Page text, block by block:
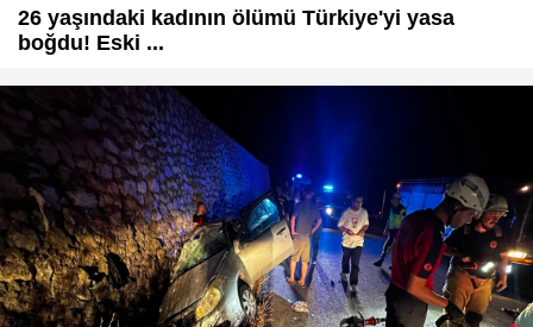
26 yaşındaki kadının ölümü Türkiye'yi yasa
boğdu! Eski ...